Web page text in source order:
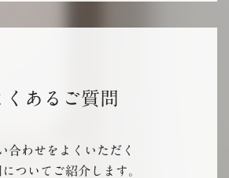
くあるご質問
合わせをよくいただく
についてご紹介します。